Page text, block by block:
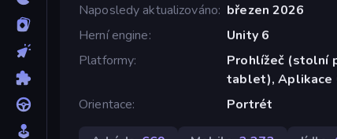
Naposledy aktualizováno březen 2026
Herní engine
Unity 6
Platformy
Prohlížeč (stolní
tablet), Aplikace
Orientace
Portrét